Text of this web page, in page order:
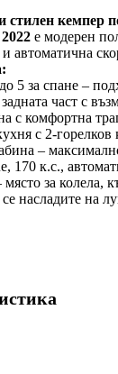
кемпер
е модерен
автоматична
5 за спане –
част с
с комфортна
с 2-
–
170 к.с.,
за колела,
насладите на